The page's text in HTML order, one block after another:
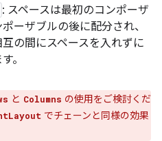
: スペースは最初のコンポーザ
ーザブルの後に配分され、
の間にスペースを入れずに
。
と Columns の使用をご検討くだ
でチェーンと同様の効果